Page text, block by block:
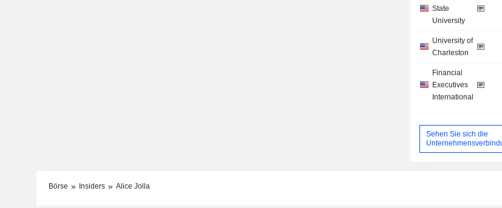
State
University
University of
Charleston
Financial
Executives
International
Sehen Sie sich die
Börse Insiders Alice Jolla